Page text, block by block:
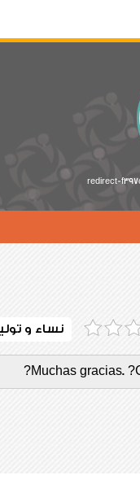
redirect-
نساء و
Muchas gracias.